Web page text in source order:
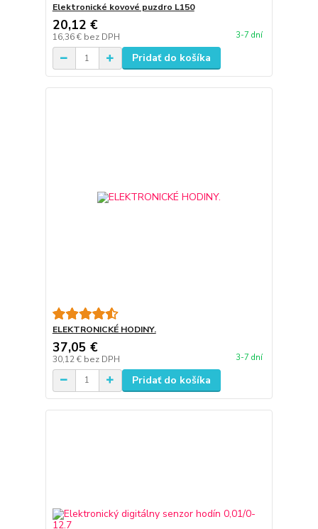
Elektronické kovové puzdro L150
20,12 €
16,36 € bez DPH 3-7 dní
Pridať do košíka
ELEKTRONICKÉ HODINY.
37,05 €
30,12 € bez DPH 3-7 dní
Pridať do košíka